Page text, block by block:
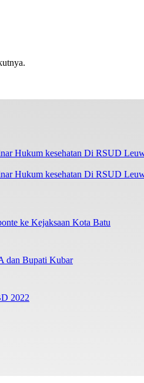
Hukum kesehatan Di RSUD
ke Kejaksaan Kota Batu
dan Bupati Kubar
2022